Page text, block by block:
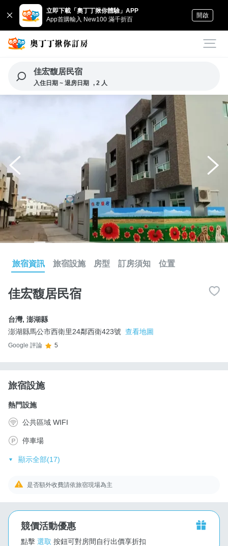
立即下載「奧丁丁揪你體驗」APP
App首購輸入 New100 滿千折百
開啟
佳宏馥居民宿
入住日期 ~ 退房日期 , 2 人
旅宿資訊 旅宿設施 房型 訂房須知 位置
佳宏馥居民宿
台灣, 澎湖縣
澎湖縣馬公市西衛里24鄰西衛423號 查看地圖
Google 評論 5
旅宿設施
熱門設施
公共區域 WIFI
停車場
顯示全部(17)
是否額外收費請依旅宿現場為主
競價活動優惠
點擊 選取 按鈕可對房間自行出價享折扣